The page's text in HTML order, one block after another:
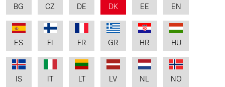
BG CZ DE DK EE EN
ES FI FR GR HR HU
IS LT LV NL NO